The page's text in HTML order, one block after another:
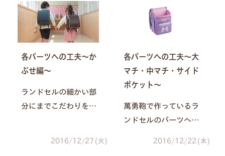
いい！と言うお子さま
が多いのではないでし
ょうか？実はピンクは
な色合いのピンクのラ
ンドセルがあるとご存
知ですか？今回はピン
ク色のランドセルの色
なランドセルを作って
まいりたいと考えてお
ぞ、よろしくお願いい
たします！
各パーツへの工夫～か
ぶせ編～
ランドセルの細かい部
分にまでこだわりを詰
2016/12/27(火)
各パーツへの工夫～大
マチ・中マチ・サイド
ポケット～
萬勇鞄で作っているラ
ンドセルのパーツへの
2016/12/22(木)